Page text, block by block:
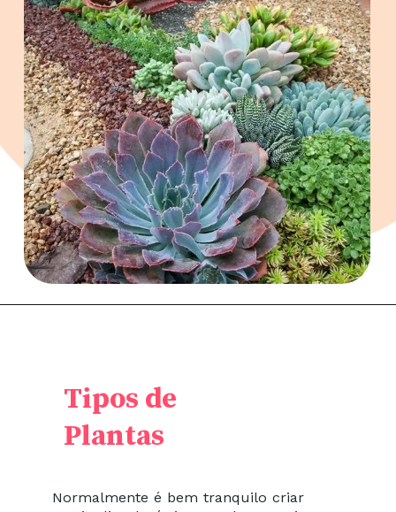
Normalmente é bem tranquilo criar
Tipos de
Plantas